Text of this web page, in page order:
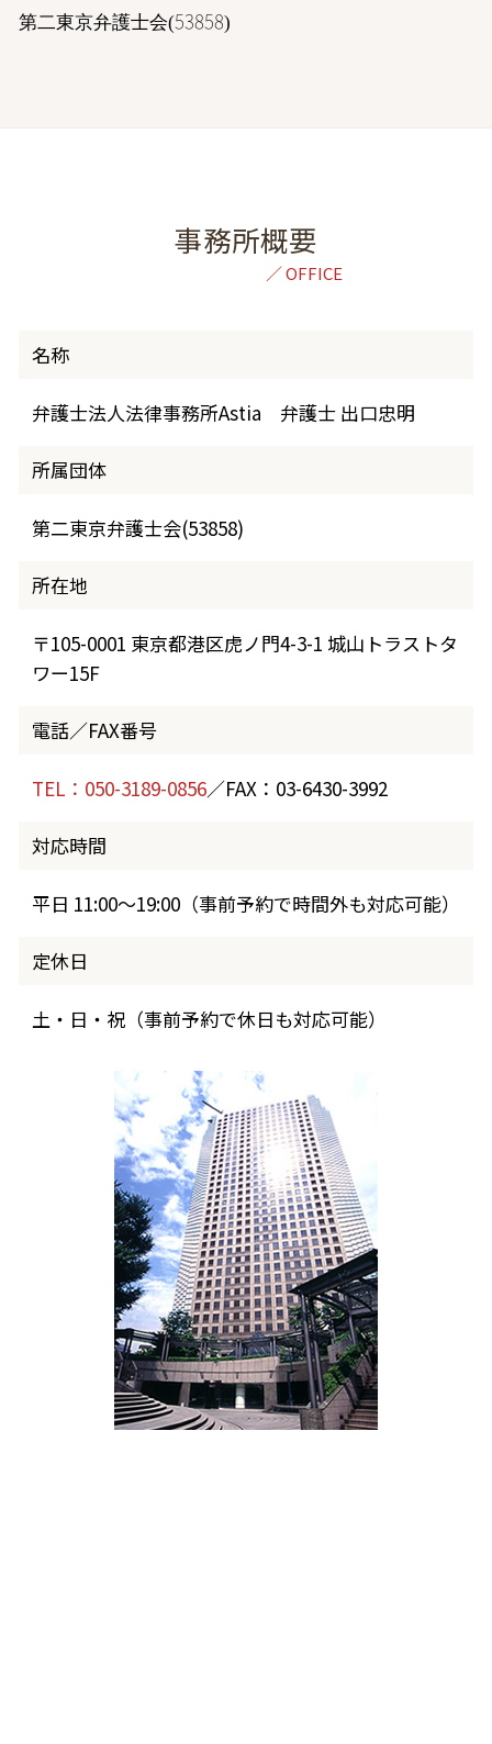
第二東京弁護士会(53858)
事務所概要
名称
弁護士法人法律事務所Astia 弁護士 出口忠明
所属団体
第二東京弁護士会(53858)
所在地
〒105-0001 東京都港区虎ノ門4-3-1 城山トラストタ
ワー15F
電話／FAX番号
TEL：050-3189-0856／FAX：03-6430-3992
対応時間
平日 11:00～19:00（事前予約で時間外も対応可能）
定休日
土・日・祝（事前予約で休日も対応可能）